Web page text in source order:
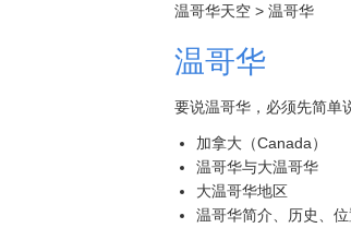
温哥华天空 > 温哥华
温哥华
要说温哥华，必须先简单
加拿大（Canada）
温哥华与大温哥华
大温哥华地区
温哥华简介、历史、